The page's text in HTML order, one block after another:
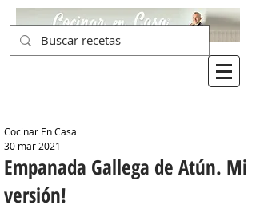
Empanada Gallega de Atún. Mi
versión!
Cocinar En Casa
30 mar 2021